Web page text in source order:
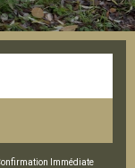
Immédiate